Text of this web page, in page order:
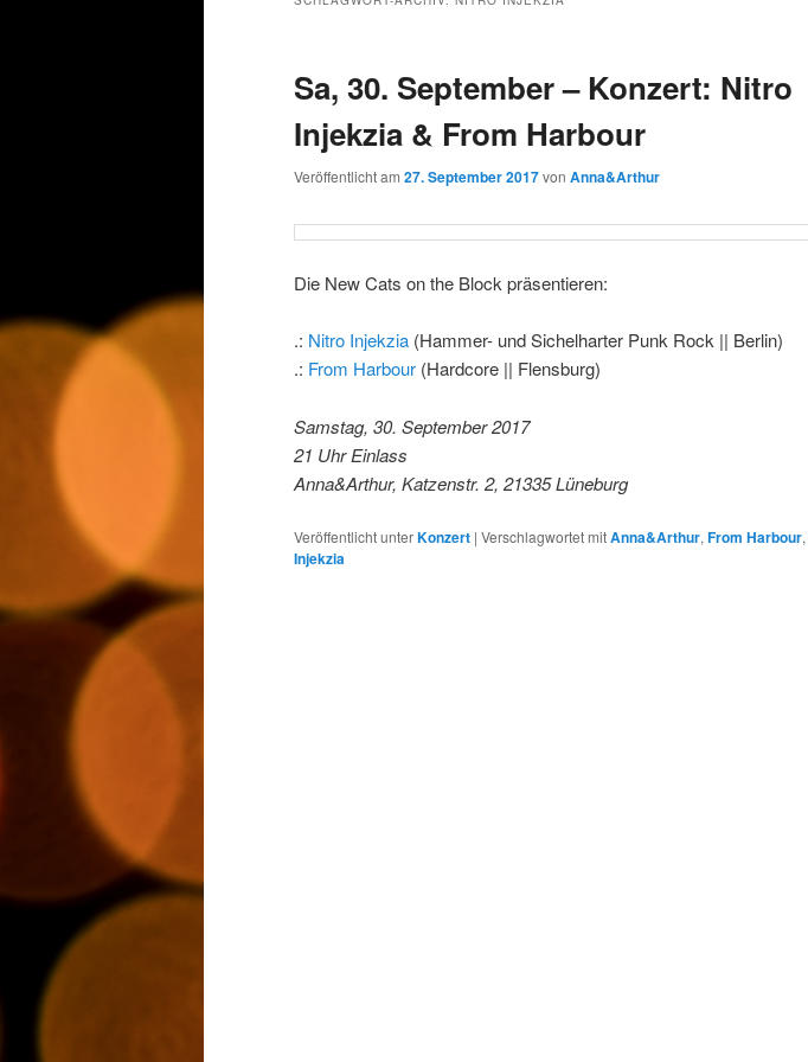
Sa, 30. September – Konzert: Nitro
Injekzia & From Harbour
Veröffentlicht am 27. September 2017von Anna&Arthur
Die New Cats on the Block präsentieren:
.: Nitro Injekzia (Hammer- und Sichelharter Punk Rock || Berlin)
.: From Harbour (Hardcore || Flensburg)
Samstag, 30. September 2017
21 Uhr Einlass
Anna&Arthur, Katzenstr. 2, 21335 Lüneburg
Veröffentlicht unterKonzert | Verschlagwortet mitAnna&Arthur, From Harbour,
Injekzia